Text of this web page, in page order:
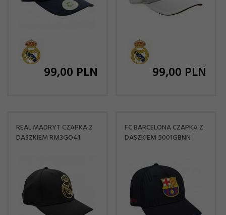
99,00 PLN 99,00 PLN
REAL MADRYT CZAPKA Z
DASZKIEM RM3GO41
FC BARCELONA CZAPKA Z
DASZKIEM 5001GBNN